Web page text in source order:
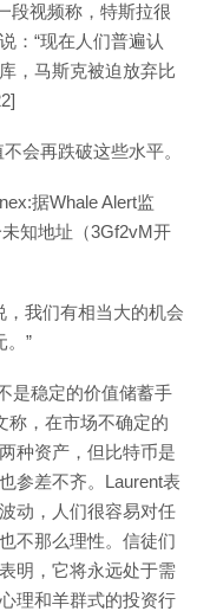
段视频称，特斯拉很
：“现在人们普遍认
，马斯克被迫放弃比
会再跌破这些水平。
据Whale Alert监
知地址（3Gf2vM开
，我们有相当大的机会
。”
是稳定的价值储蓄手
称，在市场不确定的
种资产，但比特币是
参差不齐。Laurent表
动，人们很容易对任
不那么理性。信徒们
明，它将永远处于需
理和羊群式的投资行